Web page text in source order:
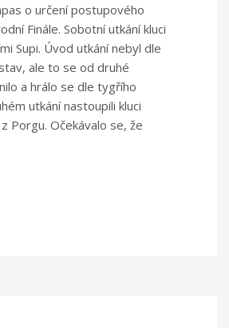
o určení postupového
Finále. Sobotní utkání kluci
Supi. Úvod utkání nebyl dle
ale to se od druhé
a hrálo se dle tygřího
utkání nastoupili kluci
Porgu. Očekávalo se, že